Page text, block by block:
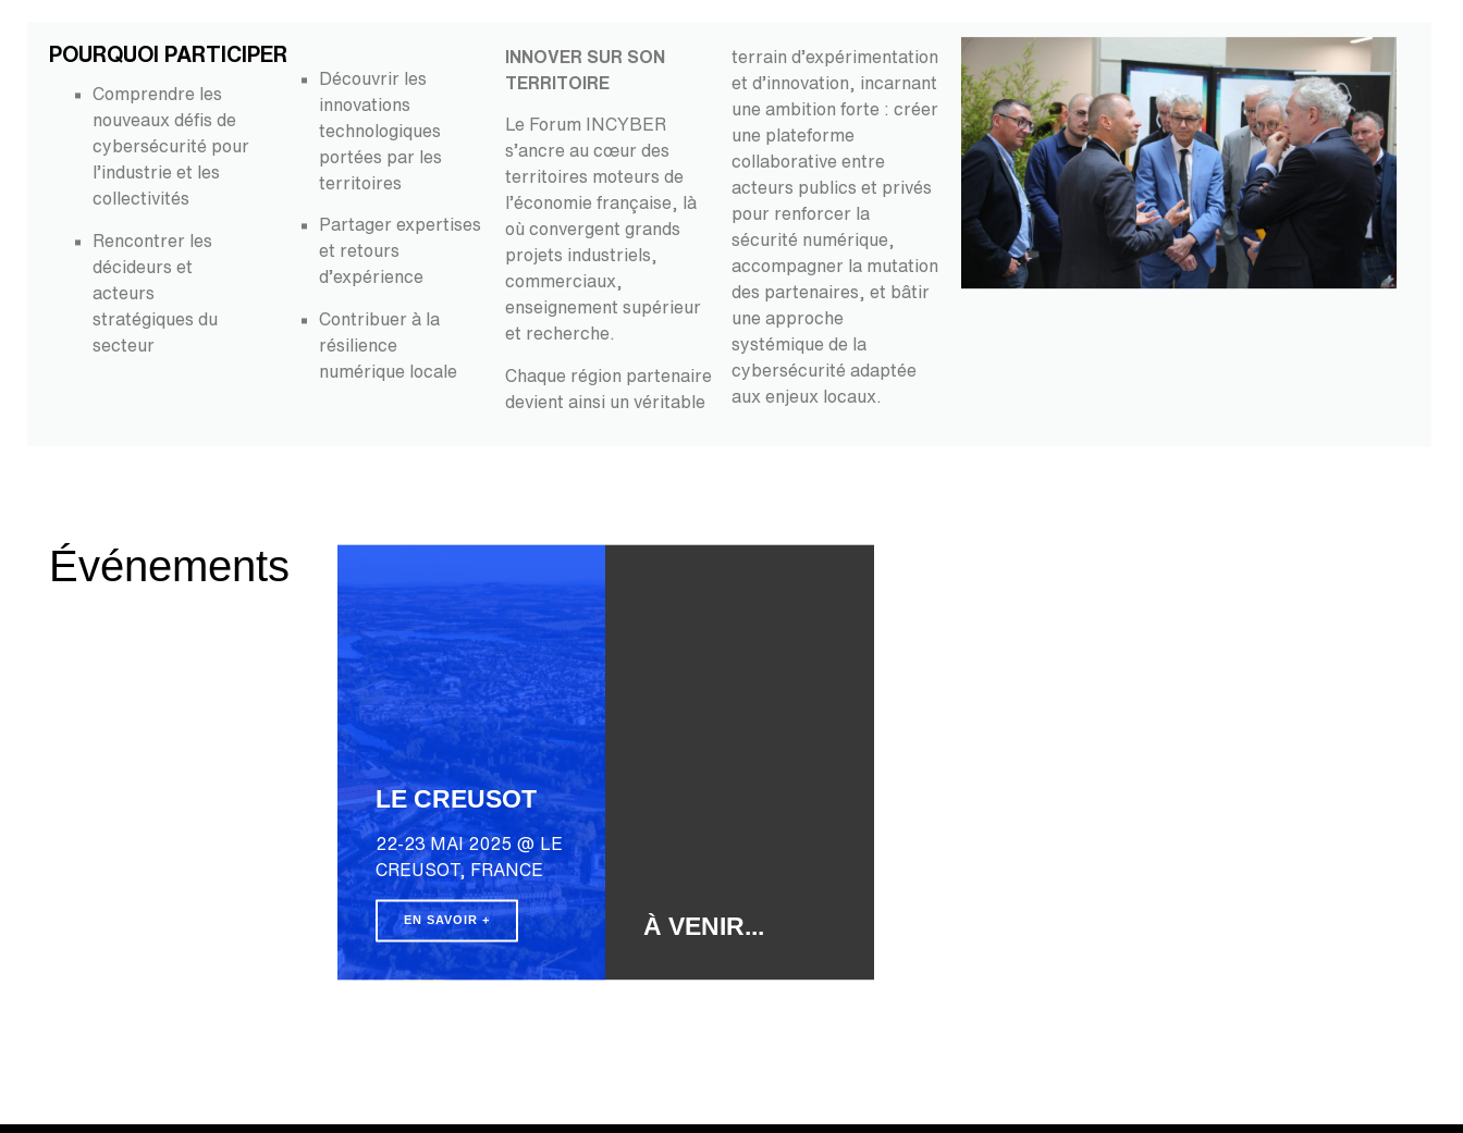
POURQUOI PARTICIPER
Comprendre les
nouveaux défis de
cybersécurité pour
l’industrie et les
collectivités
Rencontrer les
décideurs et
acteurs
stratégiques du
secteur
Découvrir les
innovations
technologiques
portées par les
territoires
Partager expertises
et retours
d’expérience
Contribuer à la
résilience
numérique locale
INNOVER SUR SON
TERRITOIRE
Le Forum INCYBER
s’ancre au cœur des
territoires moteurs de
l’économie française, là
où convergent grands
projets industriels,
commerciaux,
enseignement supérieur
et recherche.
Chaque région partenaire
devient ainsi un véritable
terrain d’expérimentation
et d’innovation, incarnant
une ambition forte : créer
une plateforme
collaborative entre
acteurs publics et privés
pour renforcer la
sécurité numérique,
accompagner la mutation
des partenaires, et bâtir
une approche
systémique de la
cybersécurité adaptée
aux enjeux locaux.
Événements
LE CREUSOT
22-23 MAI 2025 @ LE
CREUSOT, FRANCE
EN SAVOIR + À VENIR...